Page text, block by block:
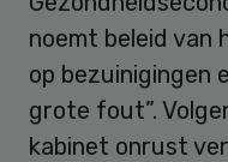
noemt beleid van
op bezuinigingen
grote fout”.
kabinet onrust